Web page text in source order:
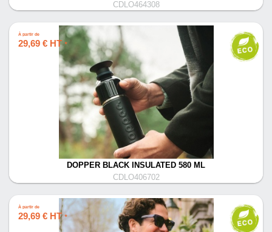
CDLO464308
À partir de
29,69 € HT*
DOPPER BLACK INSULATED 580 ML
CDLO406702
À partir de
29,69 € HT*